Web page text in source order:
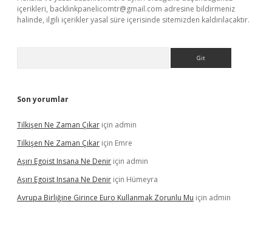
içerikleri, backlinkpanelicomtr@gmail.com adresine bildirmeniz
halinde, ilgili içerikler yasal süre içerisinde sitemizden kaldırılacaktır.
Son yorumlar
Tilkişen Ne Zaman Çıkar için admin
Tilkişen Ne Zaman Çıkar için Emre
Aşırı Egoist Insana Ne Denir için admin
Aşırı Egoist Insana Ne Denir için Hümeyra
Avrupa Birliğine Girince Euro Kullanmak Zorunlu Mu için admin